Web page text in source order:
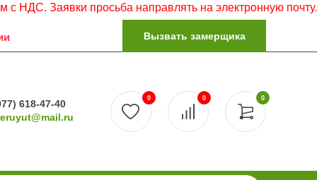
просьба направлять на электронную почту.
Вызвать замерщика
618-47-40
0
0 0